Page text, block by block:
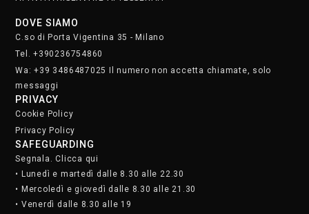
DOVE SIAMO
C.so di Porta Vigentina 35 - Milano
Tel. +390236754860
Wa: +39 3486487025 Il numero non accetta chiamate, solo
messaggi
PRIVACY
Cookie Policy
Privacy Policy
SAFEGUARDING
Segnala. Clicca qui
• Lunedì e martedì dalle 8.30 alle 22.30
• Mercoledì e giovedì dalle 8.30 alle 21.30
• Venerdì dalle 8.30 alle 19